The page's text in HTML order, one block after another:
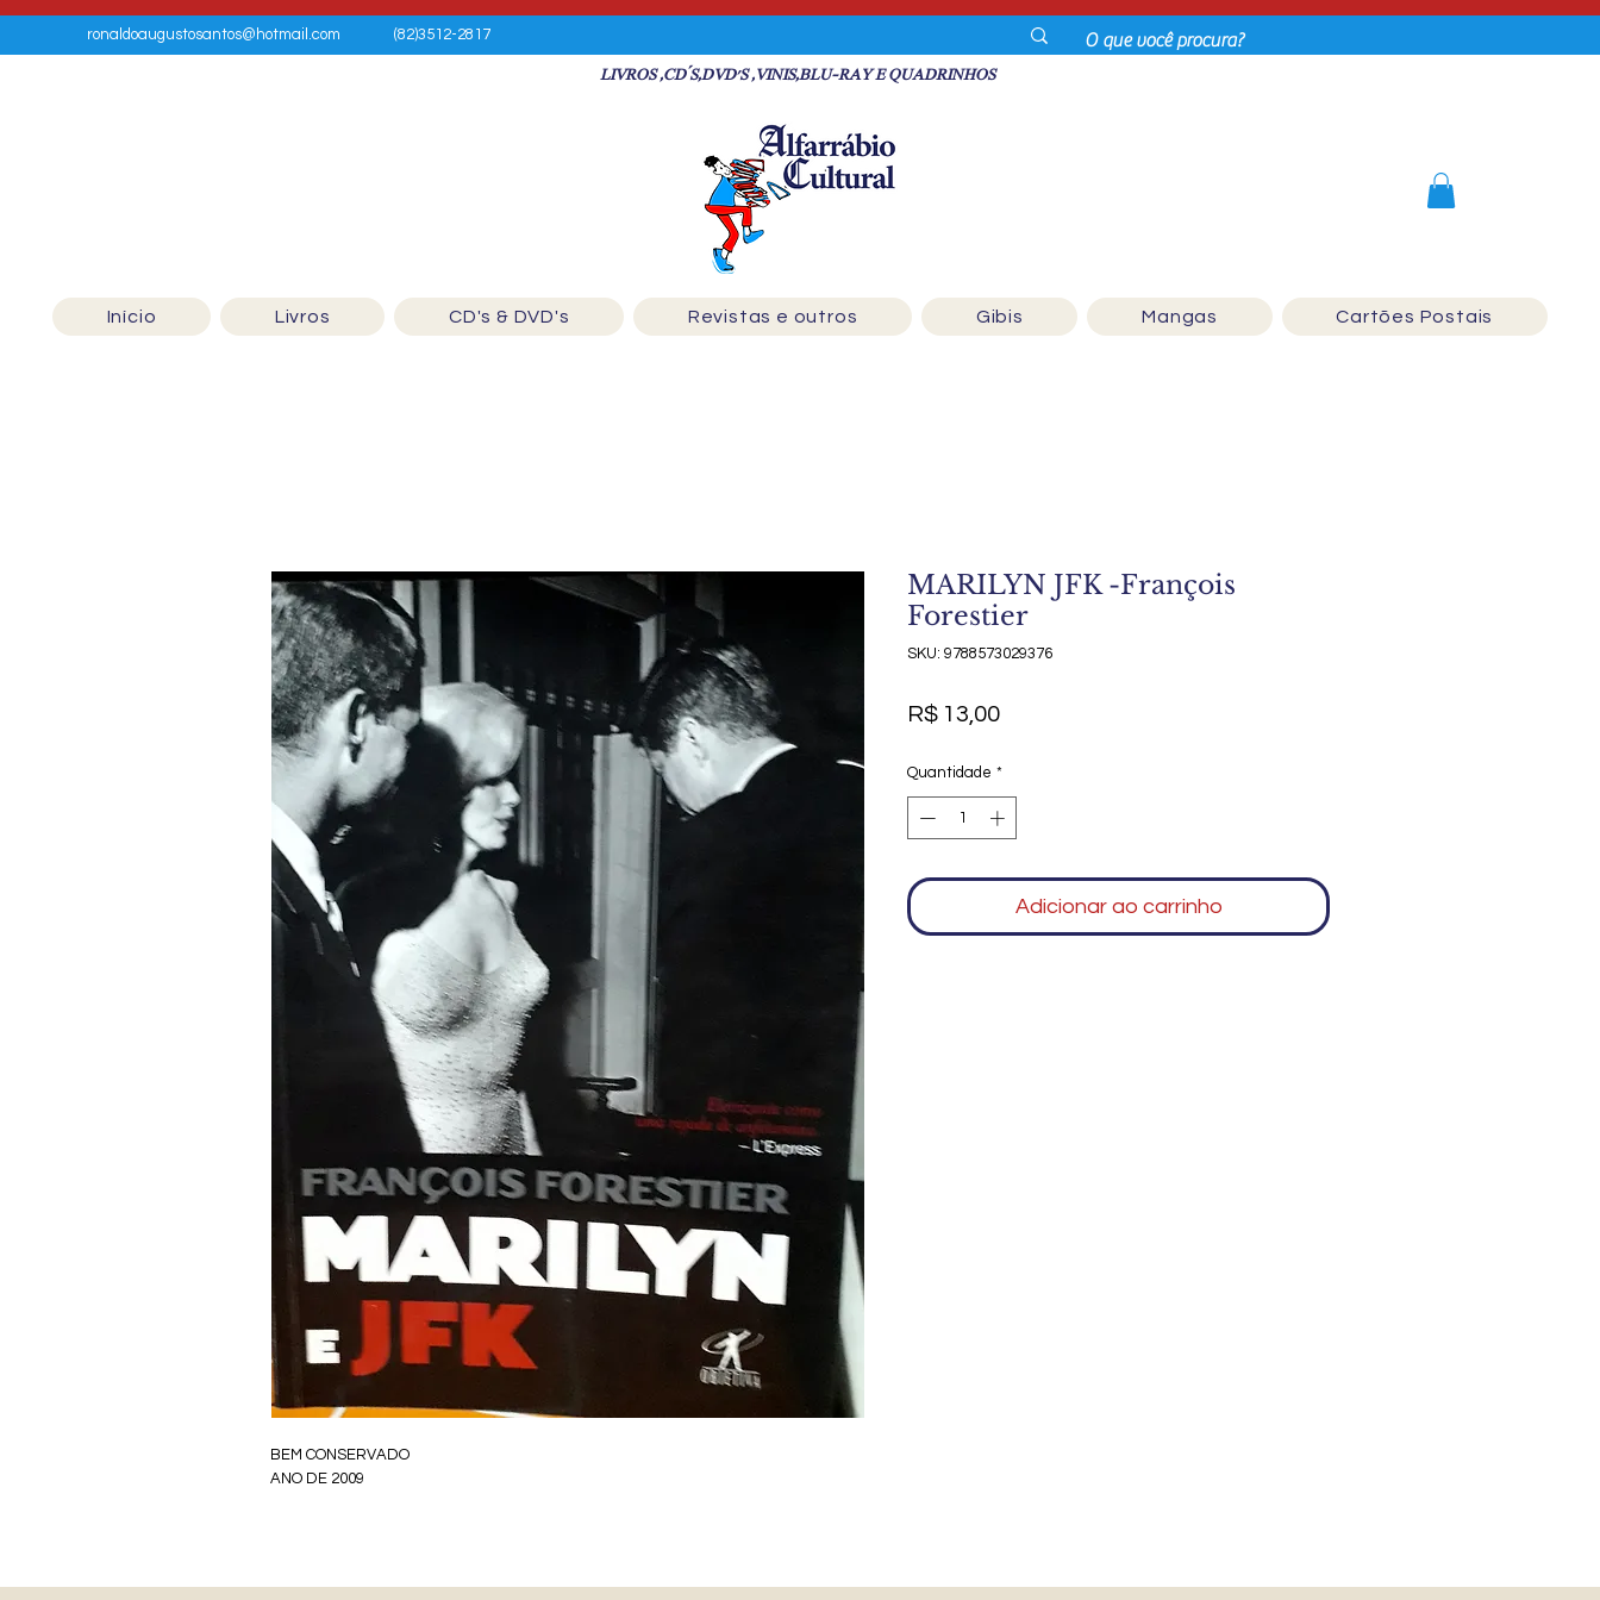
ronaldoaugustosantos@hotmail.com (82)3512-2817
LIVROS ,CD´S,DVD'S ,VINIS,BLU-RAY E QUADRINHOS
Início Livros CD's & DVD's Revistas e outros Gibis Mangas Cartões Postais
BEM CONSERVADO
ANO DE 2009
MARILYN JFK -François
Forestier
SKU: 9788573029376
R$ 13,00Preço
Quantidade *
Adicionar ao carrinho